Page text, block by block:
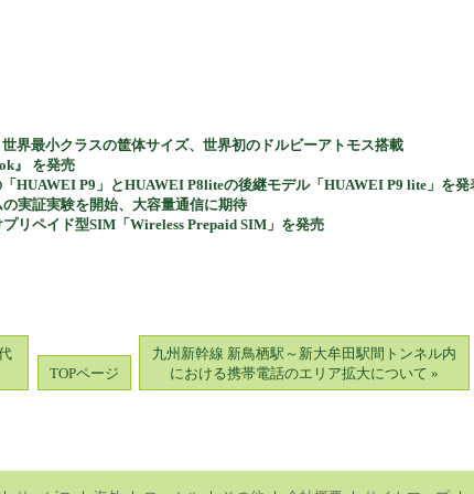
界最小クラスの筐体サイズ、世界初のドルビーアトモス搭載
』 を発売
HUAWEI P9」とHUAWEI P8liteの後継モデル「HUAWEI P9 lite」を発
実証実験を開始、大容量通信に期待
リペイド型SIM「Wireless Prepaid SIM」を発売
TOPページ
九州新幹線 新鳥栖駅～新大牟田駅間トンネル内
における携帯電話のエリア拡大について »